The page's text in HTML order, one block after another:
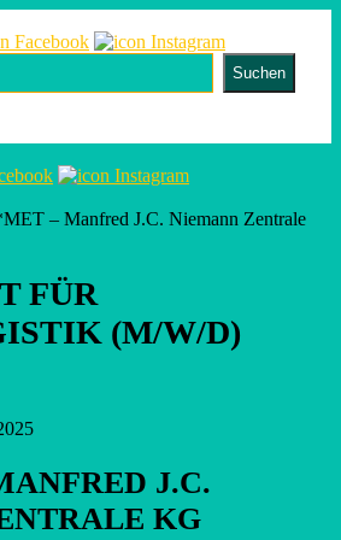
Suchen
– Manfred J.C. Niemann Zentrale
FÜR
(M/W/D)
J.C.
KG